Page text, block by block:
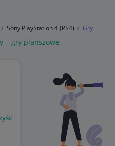
Sony PlayStation 4 (PS4) Gry
gry planszowe